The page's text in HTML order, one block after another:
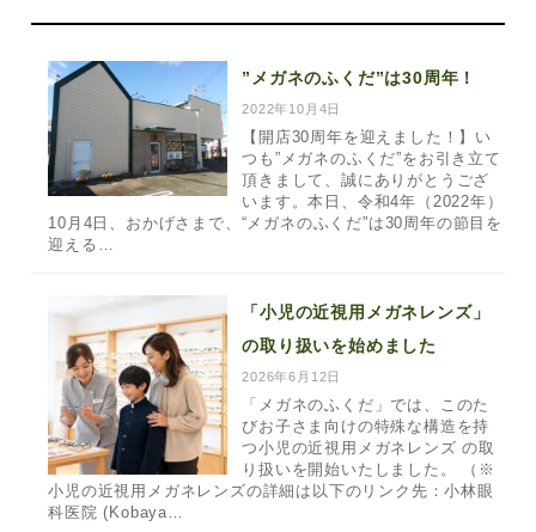
”メガネのふくだ”は30周年！
2022年10月4日
【開店30周年を迎えました！】い
つも”メガネのふくだ”をお引き立て
頂きまして、誠にありがとうござ
います。本日、令和4年（2022年）
10月4日、おかげさまで、“メガネのふくだ”は30周年の節目を
迎える…
「小児の近視用メガネレンズ」
の取り扱いを始めました
2026年6月12日
「メガネのふくだ」では、このた
びお子さま向けの特殊な構造を持
つ小児の近視用メガネレンズ の取
り扱いを開始いたしました。 （※
小児の近視用メガネレンズの詳細は以下のリンク先：小林眼
科医院 (Kobaya…